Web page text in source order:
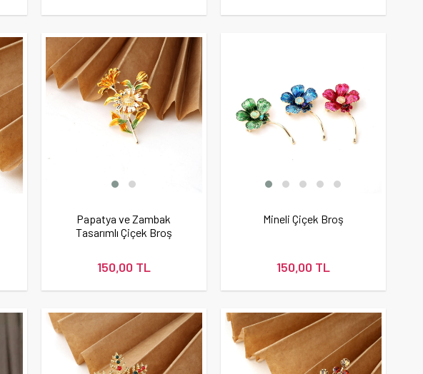
Papatya ve Zambak
Tasarımlı Çiçek Broş
150,00 TL
Mineli Çiçek Broş
150,00 TL